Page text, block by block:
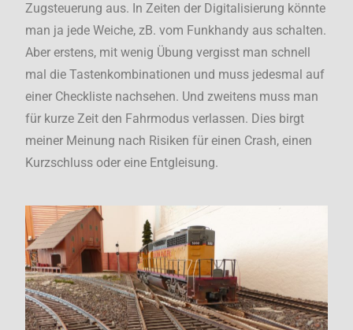
Zugsteuerung aus. In Zeiten der Digitalisierung könnte
man ja jede Weiche, zB. vom Funkhandy aus schalten.
Aber erstens, mit wenig Übung vergisst man schnell
mal die Tastenkombinationen und muss jedesmal auf
einer Checkliste nachsehen. Und zweitens muss man
für kurze Zeit den Fahrmodus verlassen. Dies birgt
meiner Meinung nach Risiken für einen Crash, einen
Kurzschluss oder eine Entgleisung.